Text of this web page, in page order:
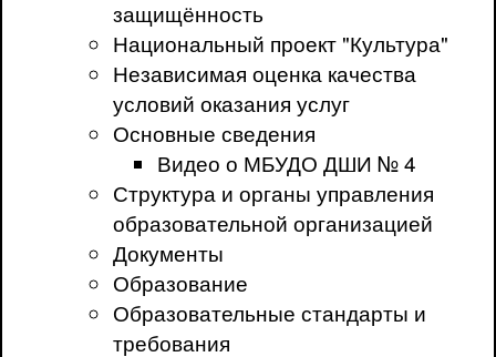
защищённость
Национальный проект "Культура"
Независимая оценка качества
условий оказания услуг
Основные сведения
Видео о МБУДО ДШИ № 4
Структура и органы управления
образовательной организацией
Документы
Образование
Образовательные стандарты и
требования